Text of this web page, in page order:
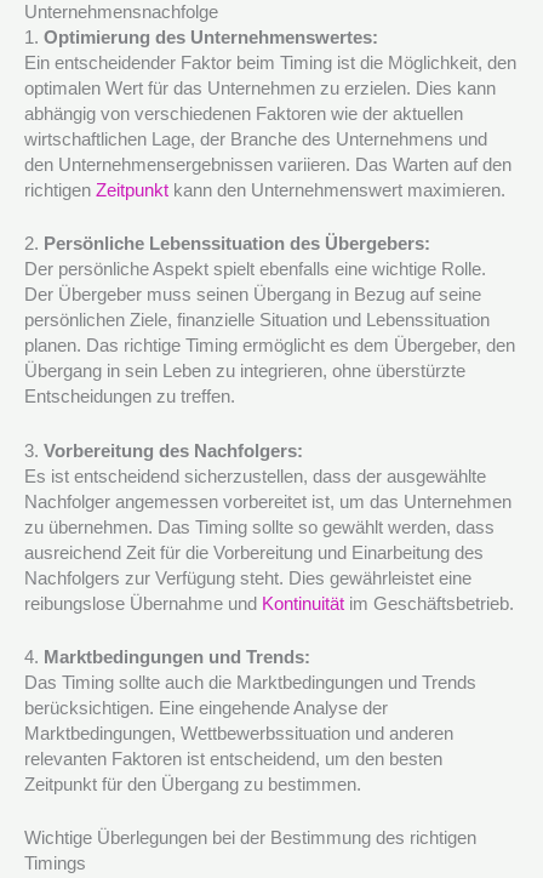
Unternehmensnachfolge
1. Optimierung des Unternehmenswertes:
Ein entscheidender Faktor beim Timing ist die Möglichkeit, den
optimalen Wert für das Unternehmen zu erzielen. Dies kann
abhängig von verschiedenen Faktoren wie der aktuellen
wirtschaftlichen Lage, der Branche des Unternehmens und
den Unternehmensergebnissen variieren. Das Warten auf den
richtigen Zeitpunkt kann den Unternehmenswert maximieren.
2. Persönliche Lebenssituation des Übergebers:
Der persönliche Aspekt spielt ebenfalls eine wichtige Rolle.
Der Übergeber muss seinen Übergang in Bezug auf seine
persönlichen Ziele, finanzielle Situation und Lebenssituation
planen. Das richtige Timing ermöglicht es dem Übergeber, den
Übergang in sein Leben zu integrieren, ohne überstürzte
Entscheidungen zu treffen.
3. Vorbereitung des Nachfolgers:
Es ist entscheidend sicherzustellen, dass der ausgewählte
Nachfolger angemessen vorbereitet ist, um das Unternehmen
zu übernehmen. Das Timing sollte so gewählt werden, dass
ausreichend Zeit für die Vorbereitung und Einarbeitung des
Nachfolgers zur Verfügung steht. Dies gewährleistet eine
reibungslose Übernahme und Kontinuität im Geschäftsbetrieb.
4. Marktbedingungen und Trends:
Das Timing sollte auch die Marktbedingungen und Trends
berücksichtigen. Eine eingehende Analyse der
Marktbedingungen, Wettbewerbssituation und anderen
relevanten Faktoren ist entscheidend, um den besten
Zeitpunkt für den Übergang zu bestimmen.
Wichtige Überlegungen bei der Bestimmung des richtigen
Timings